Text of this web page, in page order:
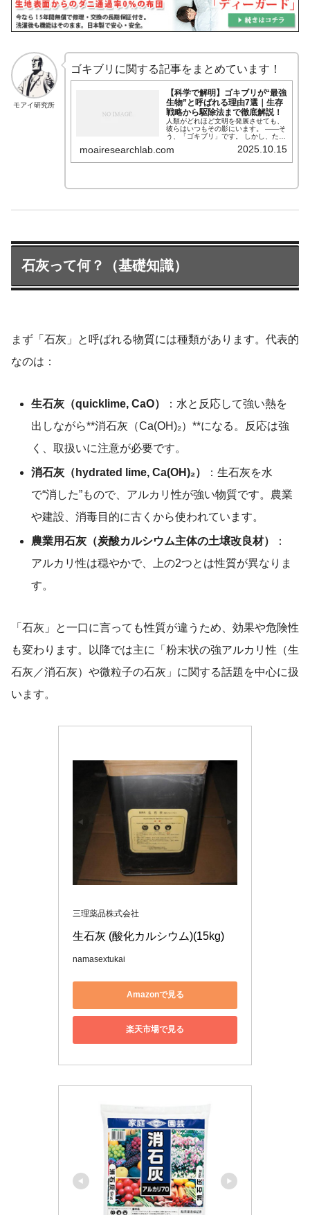
モアイ研究所
ゴキブリに関する記事をまとめています！
【科学で解明】ゴキブリが“最強
生物”と呼ばれる理由7選｜生存
戦略から駆除法まで徹底解説！
人類がどれほど文明を発展させても、
彼らはいつもその影にいます。 ——そ
う、「ゴキブリ」です。 しかし、ただ
ん。 彼らの身体構造・代謝・行動に
公開してきました。 今回はそれらを総
moairesearchlab.com 2025.10.15
石灰って何？（基礎知識）
まず「石灰」と呼ばれる物質には種類があります。代表的
なのは：
生石灰（quicklime, CaO）
：水と反応して強い熱を
出しながら**消石灰（Ca(OH)₂）**になる。反応は強
く、取扱いに注意が必要です。
消石灰（hydrated lime, Ca(OH)₂）
：生石灰を水
で“消した”もので、アルカリ性が強い物質です。農業
や建設、消毒目的に古くから使われています。
農業用石灰（炭酸カルシウム主体の土壌改良材）
：
アルカリ性は穏やかで、上の2つとは性質が異なりま
す。
「石灰」と一口に言っても性質が違うため、効果や危険性
も変わります。以降では主に「粉末状の強アルカリ性（生
石灰／消石灰）や微粒子の石灰」に関する話題を中心に扱
います。
三理薬品株式会社
生石灰 (酸化カルシウム)(15kg)
namasextukai
Amazonで見る
楽天市場で見る